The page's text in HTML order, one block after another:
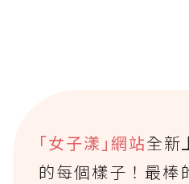
｢女子漾｣網站全新
的每個樣子！最棒